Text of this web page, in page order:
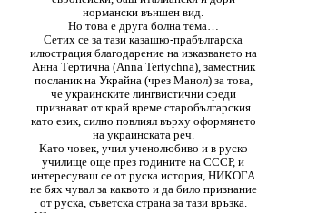
нормански външен вид.
Но това е друга болна тема…
Сетих се за тази казашко-прабългарска
илюстрация благодарение на изказването на
Анна Тертична (Anna Tertychna), заместник
посланик на Украйна (чрез Манол) за това,
че украинските лингвистични среди
признават от край време старобългарския
като език, силно повлиял върху оформянето
на украинската реч.
Като човек, учил ученолюбиво и в руско
училище още през годините на СССР, и
интересуваш се от руска история, НИКОГА
не бях чувал за каквото и да било признание
от руска, съветска страна за тази връзка.